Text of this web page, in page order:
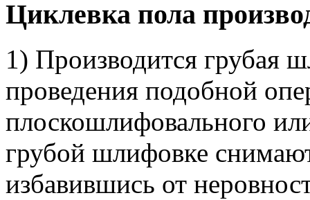
Циклевка пола
1) Производится грубая
проведения подобной
плоскошлифовального
грубой шлифовке
избавившись от